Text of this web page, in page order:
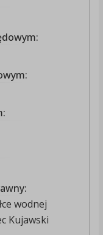
wodnej
Kujawski